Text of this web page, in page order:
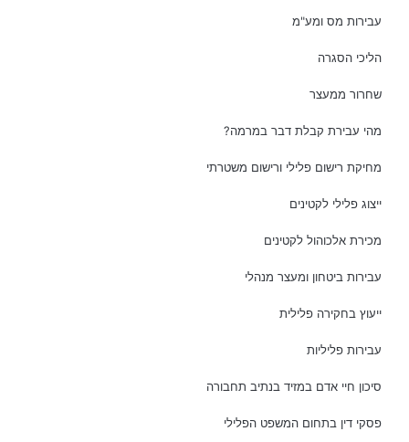
עבירות מס ומע"מ
הליכי הסגרה
שחרור ממעצר
מהי עבירת קבלת דבר במרמה?
מחיקת רישום פלילי ורישום משטרתי
ייצוג פלילי לקטינים
מכירת אלכוהול לקטינים
עבירות ביטחון ומעצר מנהלי
ייעוץ בחקירה פלילית
עבירות פליליות
סיכון חיי אדם במזיד בנתיב תחבורה
פסקי דין בתחום המשפט הפלילי